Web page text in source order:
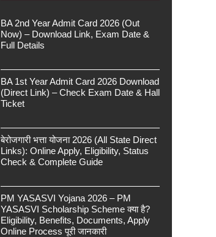
BA 2nd Year Admit Card 2026 (Out
Now) – Download Link, Exam Date &
Full Details
BA 1st Year Admit Card 2026 Download
(Direct Link) – Check Exam Date & Hall
Ticket
बेरोजगारी भत्ता योजना 2026 (All State Direct
Links): Online Apply, Eligibility, Status
Check & Complete Guide
PM YASASVI Yojana 2026 – PM
YASASVI Scholarship Scheme क्या है?
Eligibility, Benefits, Documents, Apply
Online Process पूरी जानकारी